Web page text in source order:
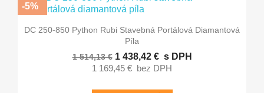
DC 250-850 Python Rubi Stavebná Portálová Diamantová
Píla
1 514,13 € 1 438,42 € s DPH
1 169,45 € bez DPH
-5%